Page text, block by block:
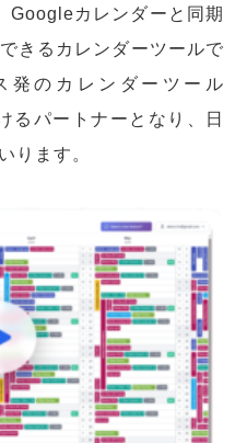
Googleカレンダーと同期
きるカレンダーツールで
発のカレンダーツール
るパートナーとなり、日
ります。